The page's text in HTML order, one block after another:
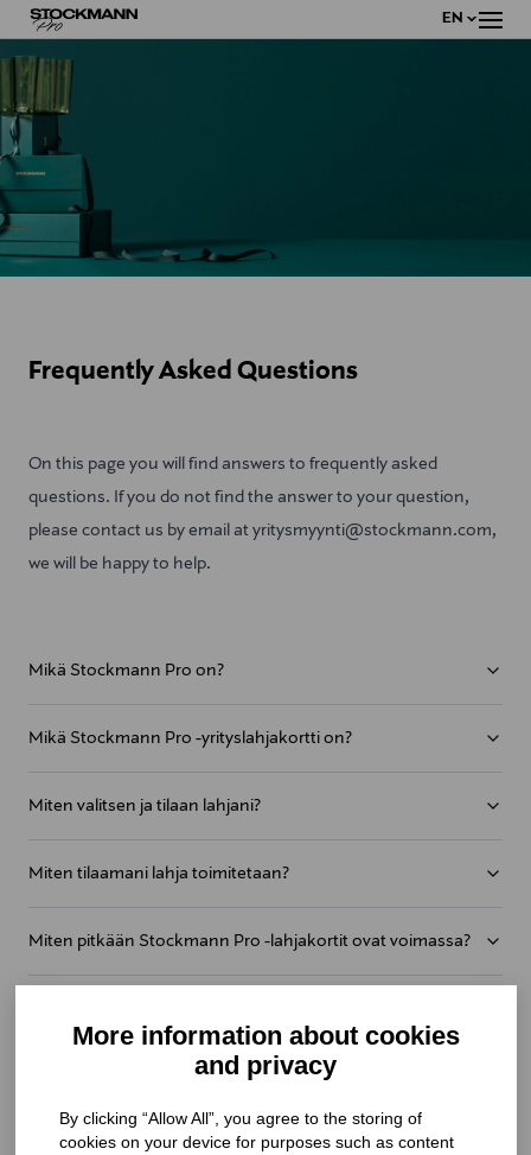
More information about cookies
and privacy
By clicking “Allow All”, you agree to the storing of
cookies on your device for purposes such as content
EN
Frequently Asked Questions
On this page you will find answers to frequently asked
questions. If you do not find the answer to your question,
please contact us by email at yritysmyynti@stockmann.com,
we will be happy to help.
Mikä Stockmann Pro on?
Mikä Stockmann Pro -yrityslahjakortti on?
Miten valitsen ja tilaan lahjani?
Miten tilaamani lahja toimitetaan?
Miten pitkään Stockmann Pro -lahjakortit ovat voimassa?
Mitä teen?
tavaratalossa tai Stockmann.com verkkokaupassa?